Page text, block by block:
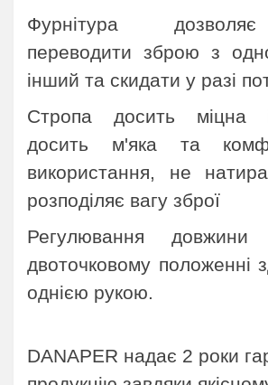
Фурнітура
переводити зброю з
інший та скидати у разі
Стропа досить міцна
досить м'яка та
використання, не
розподіляє вагу зброї
Регулювання
двоточковому положенні
однією рукою.
DANAPER надає 2 роки